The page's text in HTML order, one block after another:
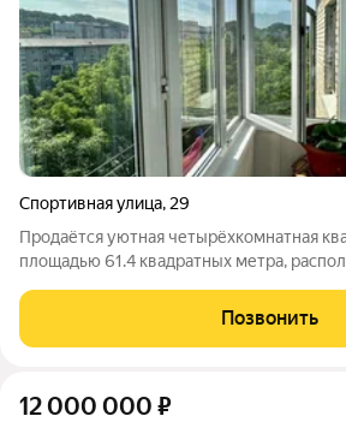
Спортивная улица, 29
Продаётся уютная четырёхкомнатная
площадью 61.4 квадратных метра,
году. Дом находится в живописном
Спортивной улице, 29. Этот дом
Позвонить
12 000 000 ₽